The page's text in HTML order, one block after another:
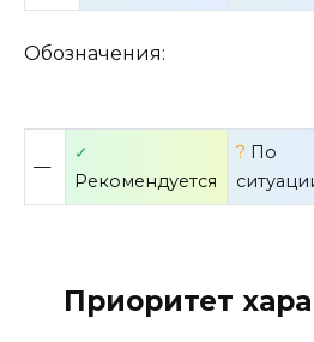
Обозначения:
—
✓
Рекомендуется
? По
Приоритет